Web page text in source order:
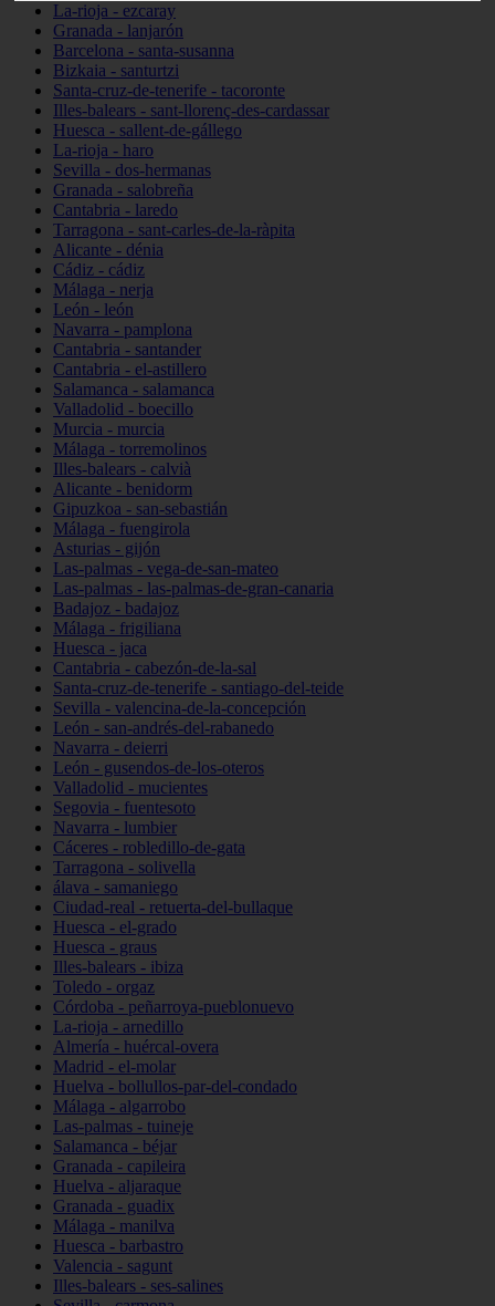
La-rioja - ezcaray
Granada - lanjarón
Barcelona - santa-susanna
Bizkaia - santurtzi
Santa-cruz-de-tenerife - tacoronte
Illes-balears - sant-llorenç-des-cardassar
Huesca - sallent-de-gállego
La-rioja - haro
Sevilla - dos-hermanas
Granada - salobreña
Cantabria - laredo
Tarragona - sant-carles-de-la-ràpita
Alicante - dénia
Cádiz - cádiz
Málaga - nerja
León - león
Navarra - pamplona
Cantabria - santander
Cantabria - el-astillero
Salamanca - salamanca
Valladolid - boecillo
Murcia - murcia
Málaga - torremolinos
Illes-balears - calvià
Alicante - benidorm
Gipuzkoa - san-sebastián
Málaga - fuengirola
Asturias - gijón
Las-palmas - vega-de-san-mateo
Las-palmas - las-palmas-de-gran-canaria
Badajoz - badajoz
Málaga - frigiliana
Huesca - jaca
Cantabria - cabezón-de-la-sal
Santa-cruz-de-tenerife - santiago-del-teide
Sevilla - valencina-de-la-concepción
León - san-andrés-del-rabanedo
Navarra - deierri
León - gusendos-de-los-oteros
Valladolid - mucientes
Segovia - fuentesoto
Navarra - lumbier
Cáceres - robledillo-de-gata
Tarragona - solivella
álava - samaniego
Ciudad-real - retuerta-del-bullaque
Huesca - el-grado
Huesca - graus
Illes-balears - ibiza
Toledo - orgaz
Córdoba - peñarroya-pueblonuevo
La-rioja - arnedillo
Almería - huércal-overa
Madrid - el-molar
Huelva - bollullos-par-del-condado
Málaga - algarrobo
Las-palmas - tuineje
Salamanca - béjar
Granada - capileira
Huelva - aljaraque
Granada - guadix
Málaga - manilva
Huesca - barbastro
Valencia - sagunt
Illes-balears - ses-salines